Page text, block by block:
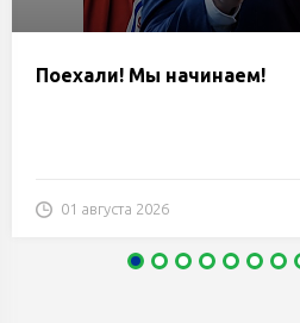
Поехали! Мы начинаем!
01 августа 2026